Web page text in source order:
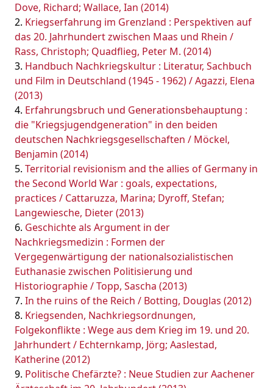
Dove, Richard; Wallace, Ian (2014)
Kriegserfahrung im Grenzland : Perspektiven auf
das 20. Jahrhundert zwischen Maas und Rhein /
Rass, Christoph; Quadflieg, Peter M. (2014)
Handbuch Nachkriegskultur : Literatur, Sachbuch
und Film in Deutschland (1945 - 1962) / Agazzi, Elena
(2013)
Erfahrungsbruch und Generationsbehauptung :
die "Kriegsjugendgeneration" in den beiden
deutschen Nachkriegsgesellschaften / Möckel,
Benjamin (2014)
Territorial revisionism and the allies of Germany in
the Second World War : goals, expectations,
practices / Cattaruzza, Marina; Dyroff, Stefan;
Langewiesche, Dieter (2013)
Geschichte als Argument in der
Nachkriegsmedizin : Formen der
Vergegenwärtigung der nationalsozialistischen
Euthanasie zwischen Politisierung und
Historiographie / Topp, Sascha (2013)
In the ruins of the Reich / Botting, Douglas (2012)
Kriegsenden, Nachkriegsordnungen,
Folgekonflikte : Wege aus dem Krieg im 19. und 20.
Jahrhundert / Echternkamp, Jörg; Aaslestad,
Katherine (2012)
Politische Chefärzte? : Neue Studien zur Aachener